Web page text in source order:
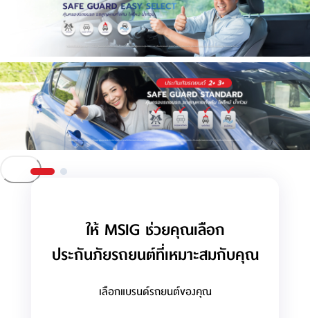
ให้ MSIG ช่วยคุณเลือก
ประกันภัยรถยนต์ที่เหมาะสมกับคุณ
เลือกแบรนด์รถยนต์ของคุณ